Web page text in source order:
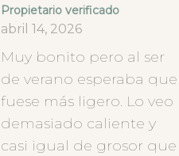
Propietario verificado
abril 14, 2026
Muy bonito pero al ser
de verano esperaba que
fuese más ligero. Lo veo
demasiado caliente y
casi igual de grosor que